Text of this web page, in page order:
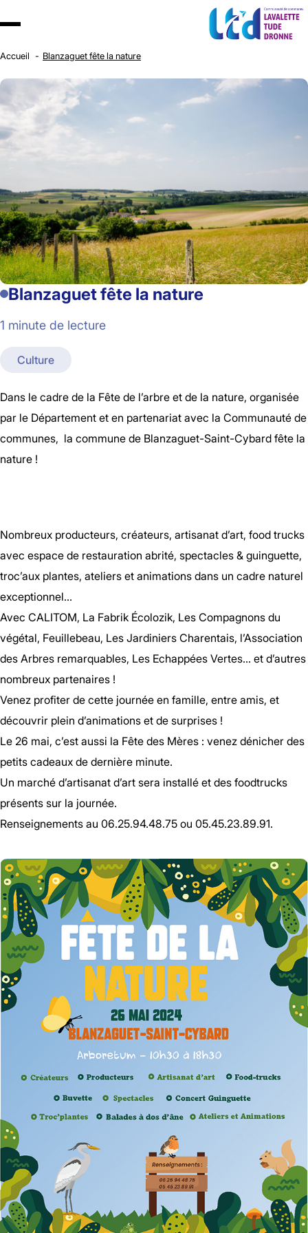
Accueil Blanzaguet fête la nature
Blanzaguet fête la nature
1 minute de lecture
Culture
Dans le cadre de la Fête de l’arbre et de la nature, organisée
par le Département et en partenariat avec la Communauté de
communes, la commune de Blanzaguet-Saint-Cybard fête la
nature !
Nombreux producteurs, créateurs, artisanat d’art, food trucks
avec espace de restauration abrité, spectacles & guinguette,
troc’aux plantes, ateliers et animations dans un cadre naturel
exceptionnel…
Avec CALITOM, La Fabrik Écolozik, Les Compagnons du
végétal, Feuillebeau, Les Jardiniers Charentais, l’Association
des Arbres remarquables, Les Echappées Vertes… et d’autres
nombreux partenaires !
Venez profiter de cette journée en famille, entre amis, et
découvrir plein d’animations et de surprises !
Le 26 mai, c’est aussi la Fête des Mères : venez dénicher des
petits cadeaux de dernière minute.
Un marché d’artisanat d’art sera installé et des foodtrucks
présents sur la journée.
Renseignements au 06.25.94.48.75 ou 05.45.23.89.91.